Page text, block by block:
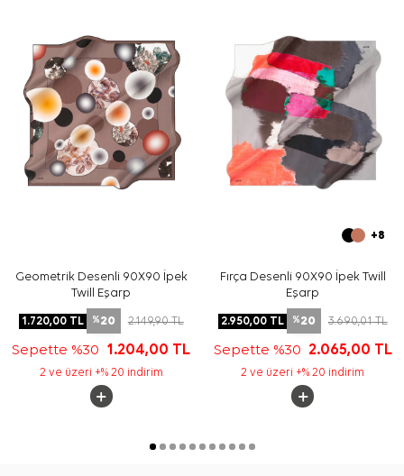
Yıkama ve bakım için ürün etiketindeki talimatları
izleyiniz. İpek ve hassas eşarplarda etikete uygun nazik
bakım uygulamaları için Aker İpek Eşarp Şampuanıtercih
edebilirsiniz.
Sıkça Sorulan Sorular
Bej İpek Kare Desenli Eşarp hangi materyalden
üretilmiştir?
Bu ipek tivil eşarp ölçüsü nedir?
Geometrik Desenli 90X90 İpek
Twill Eşarp
1.720,00TL %20 2.149,90TL
Sepette %30 1.204,00 TL
2 ve üzeri +% 20 indirim
+8
Fırça Desenli 90X90 İpek Twill
Eşarp
2.950,00TL %20 3.690,01TL
Sepette %30 2.065,00 TL
2 ve üzeri +% 20 indirim